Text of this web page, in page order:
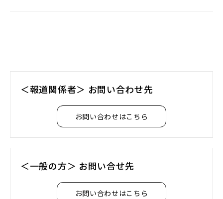
＜報道関係者＞ お問い合わせ先
お問い合わせはこちら
＜一般の方＞ お問い合せ先
お問い合わせはこちら